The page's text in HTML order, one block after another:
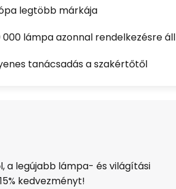
legtöbb márkája
000 lámpa azonnal rendelkezésre áll
tanácsadás a szakértőtől
a legújabb lámpa- és világítási
kedvezményt!